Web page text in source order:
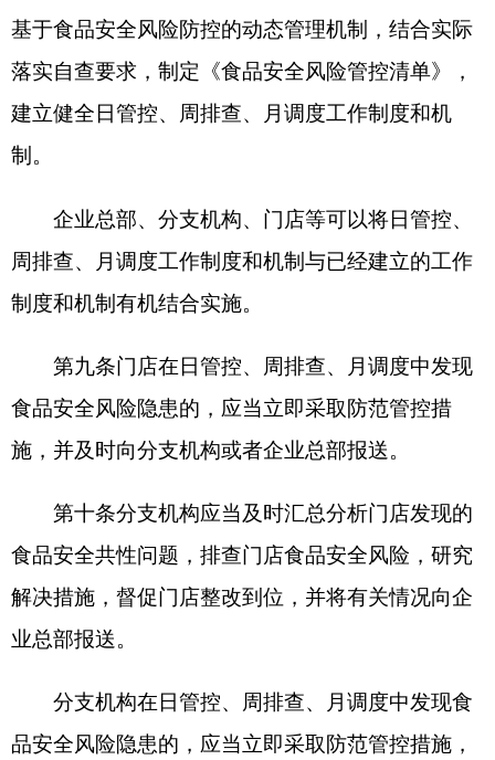
第十一条企业总部应当及时总结分析分支机
构、门店发现的食品安全问题，提出解决措施。
企业总部应当建立并实施覆盖企业总部、分支
机构、门店等食品安全风险的日管控、周排查、月
当对所有分支机构、门店等开展排查并采取整改措
施。
企业总部应当将下列事项列入《食品安全风险
内容：
送、销售等环节的控制情况；
（二）食品安全从业人员健康管理、操作规范
执行等情况；
（三）食品安全管理体系运行情况；
（五）其他需要管控的食品安全风险事项。